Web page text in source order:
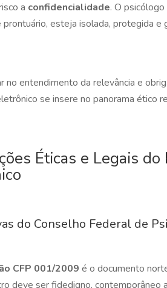
a confidencialidade. O
prontuário, esteja isolada, protegida
no entendimento da relevância e
se insere no panorama ético
Éticas e Legais
do Conselho Federal de
CFP 001/2009 é o documento
deve ser fidedigno, contemporâneo